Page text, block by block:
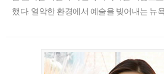
했다. 열악한 환경에서 예술을 빚어내는 뉴